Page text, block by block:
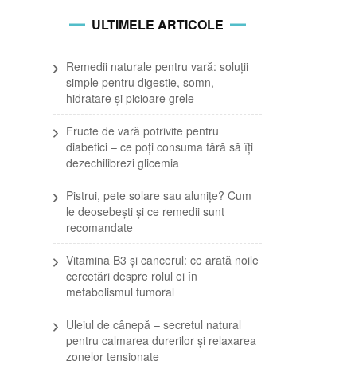
ULTIMELE ARTICOLE
Remedii naturale pentru vară: soluții
simple pentru digestie, somn,
hidratare și picioare grele
Fructe de vară potrivite pentru
diabetici – ce poți consuma fără să îți
dezechilibrezi glicemia
Pistrui, pete solare sau alunițe? Cum
le deosebești și ce remedii sunt
recomandate
Vitamina B3 și cancerul: ce arată noile
cercetări despre rolul ei în
metabolismul tumoral
Uleiul de cânepă – secretul natural
pentru calmarea durerilor și relaxarea
zonelor tensionate